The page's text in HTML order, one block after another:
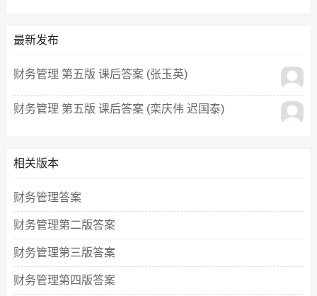
最新发布
财务管理 第五版 课后答案 (张玉英)
财务管理 第五版 课后答案 (栾庆伟 迟国泰)
相关版本
财务管理答案
财务管理第二版答案
财务管理第三版答案
财务管理第四版答案